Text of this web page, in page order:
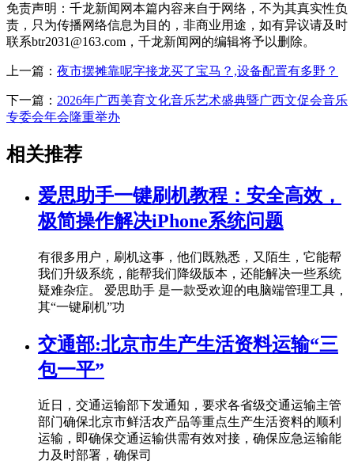
免责声明：千龙新闻网本篇内容来自于网络，不为其真实性负
责，只为传播网络信息为目的，非商业用途，如有异议请及时
联系btr2031@163.com，千龙新闻网的编辑将予以删除。
上一篇： 夜市摆摊靠呢字接龙买了宝马？,设备配置有多野？
下一篇： 2026年广西美育文化音乐艺术盛典暨广西文促会音乐
专委会年会隆重举办
相关推荐
爱思助手一键刷机教程：安全高效，
极简操作解决iPhone系统问题
有很多用户，刷机这事，他们既熟悉，又陌生，它能帮
我们升级系统，能帮我们降级版本，还能解决一些系统
疑难杂症。 爱思助手 是一款受欢迎的电脑端管理工具，
其“一键刷机”功
交通部:北京市生产生活资料运输“三
包一平”
近日，交通运输部下发通知，要求各省级交通运输主管
部门确保北京市鲜活农产品等重点生产生活资料的顺利
运输，即确保交通运输供需有效对接，确保应急运输能
力及时部署，确保司